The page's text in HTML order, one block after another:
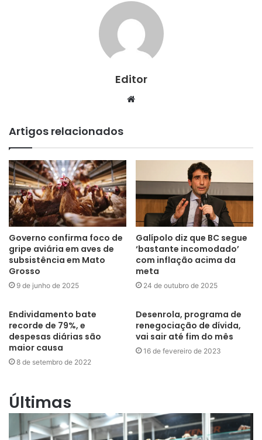
Editor
Website
Artigos relacionados
Governo confirma foco de
gripe aviária em aves de
subsistência em Mato
Grosso
9 de junho de 2025
Galípolo diz que BC segue
‘bastante incomodado’
com inflação acima da
meta
24 de outubro de 2025
Endividamento bate
recorde de 79%, e
despesas diárias são
maior causa
8 de setembro de 2022
Desenrola, programa de
renegociação de dívida,
vai sair até fim do mês
16 de fevereiro de 2023
Últimas